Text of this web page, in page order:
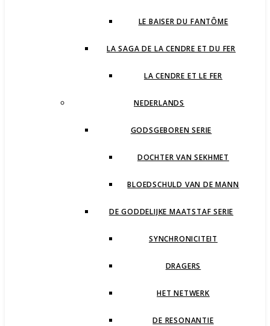
LE BAISER DU FANTÔME
LA SAGA DE LA CENDRE ET DU FER
LA CENDRE ET LE FER
NEDERLANDS
GODSGEBOREN SERIE
DOCHTER VAN SEKHMET
BLOEDSCHULD VAN DE MANN
DE GODDELIJKE MAATSTAF SERIE
SYNCHRONICITEIT
DRAGERS
HET NETWERK
DE RESONANTIE